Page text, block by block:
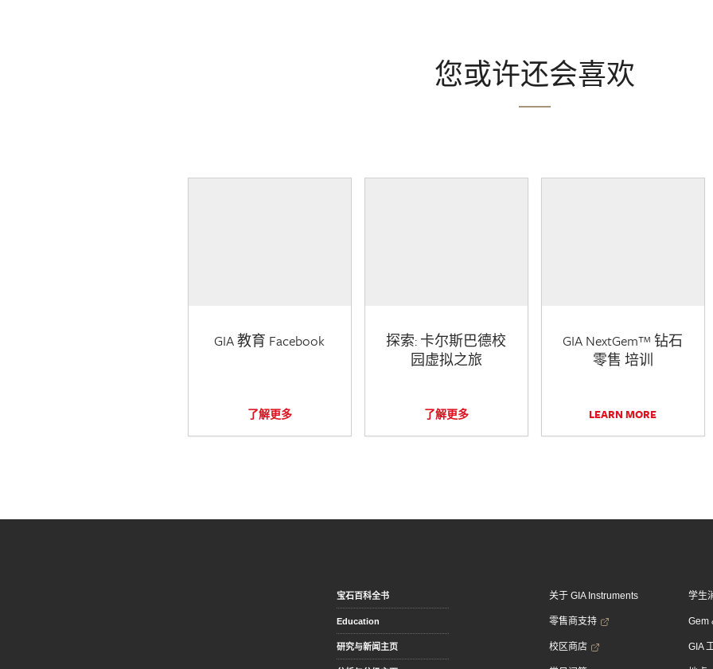
您或许还会喜欢
GIA 教育 Facebook
了解更多
探索: 卡尔斯巴德校
园虚拟之旅
了解更多
GIA NextGem™ 钻石
零售 培训
LEARN MORE
宝石百科全书
Education
研究与新闻主页
关于 GIA Instruments
零售商支持
校区商店
学生
Gem
GIA